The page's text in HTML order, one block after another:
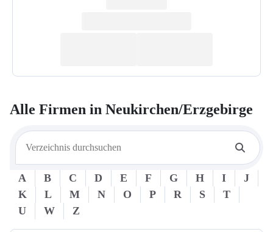
Alle Firmen in Neukirchen/Erzgebirge
A B C D E F G H I
J
K
L M N O P R S
T
U
W Z